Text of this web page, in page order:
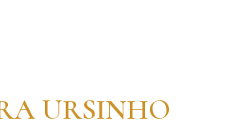
URSINHO